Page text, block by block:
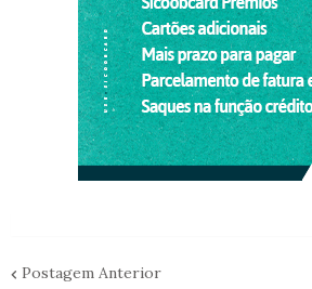
Postagem Anterior